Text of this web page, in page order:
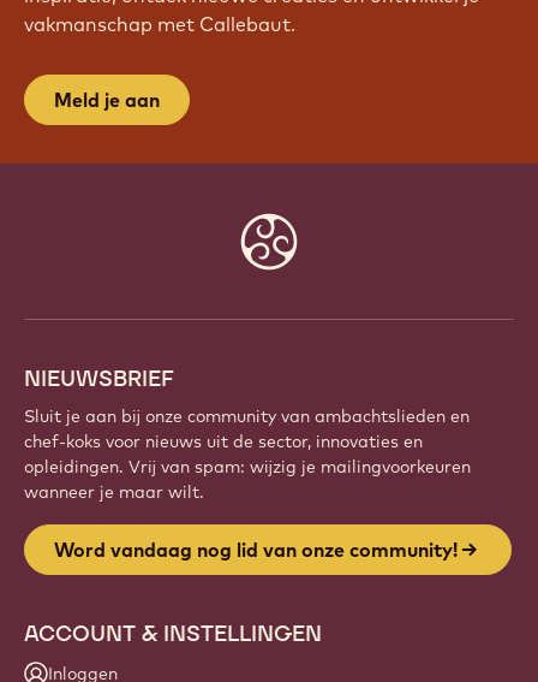
vakmanschap met Callebaut.
Meld je aan
NIEUWSBRIEF
Sluit je aan bij onze community van ambachtslieden en
chef-koks voor nieuws uit de sector, innovaties en
opleidingen. Vrij van spam: wijzig je mailingvoorkeuren
wanneer je maar wilt.
Word vandaag nog lid van onze community!
ACCOUNT & INSTELLINGEN
Inloggen